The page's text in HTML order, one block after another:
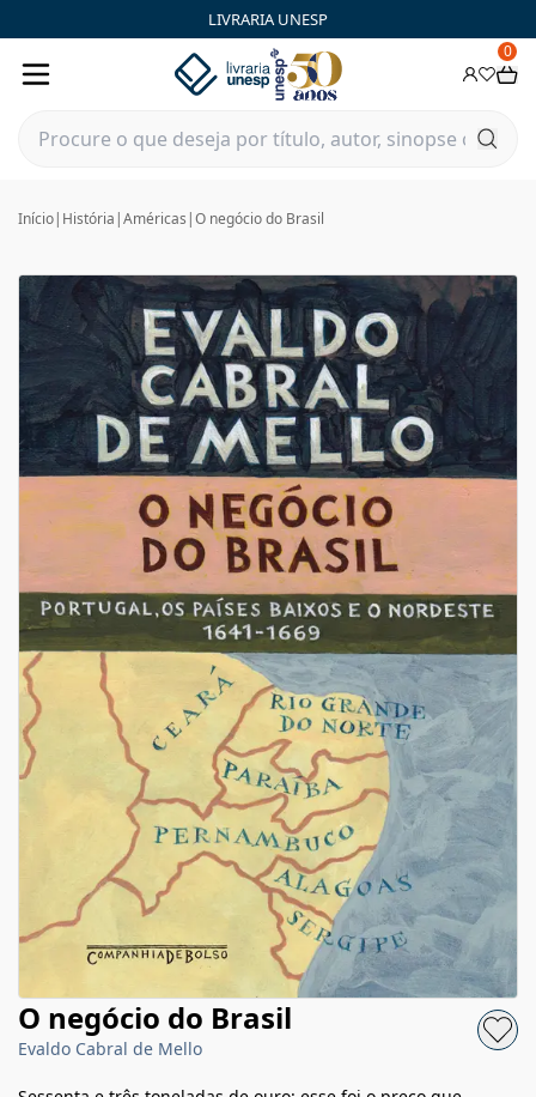
LIVRARIA UNESP
0
Início| História |Américas |O negócio do Brasil
O negócio do Brasil
Evaldo Cabral de Mello